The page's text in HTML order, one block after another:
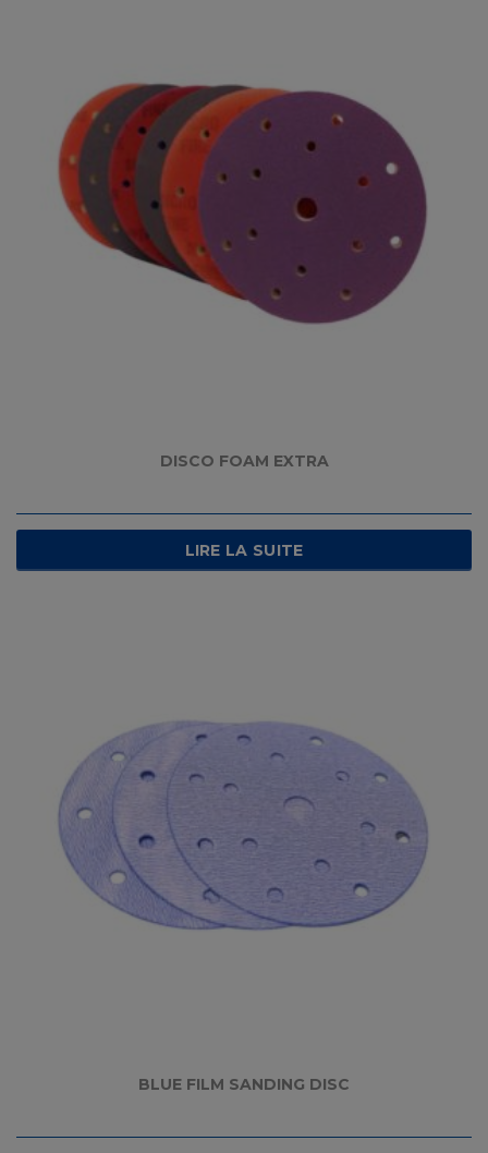
DISCO FOAM EXTRA
LIRE LA SUITE
BLUE FILM SANDING DISC